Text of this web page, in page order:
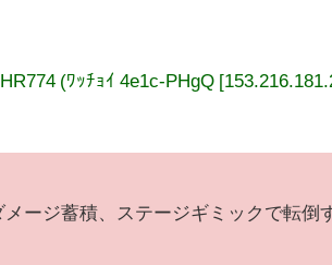
(ﾜｯﾁｮｲ 4e1c-PHgQ
ージ蓄積、ステージギミックで転倒